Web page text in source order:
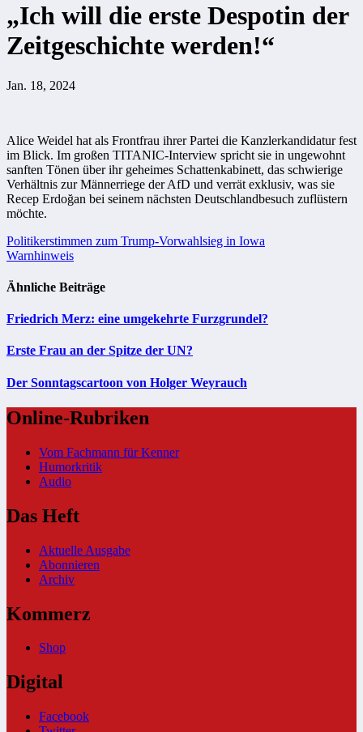
„Ich will die erste Despotin der
Zeitgeschichte werden!“
Jan. 18, 2024
Alice Weidel hat als Frontfrau ihrer Partei die Kanzlerkandidatur fest
im Blick. Im großen TITANIC-Interview spricht sie in ungewohnt
sanften Tönen über ihr geheimes Schattenkabinett, das schwierige
Verhältnis zur Männerriege der AfD und verrät exklusiv, was sie
Recep Erdoğan bei seinem nächsten Deutschlandbesuch zuflüstern
möchte.
Beitragsnavigation
Politikerstimmen zum Trump-Vorwahlsieg in Iowa
Warnhinweis
Ähnliche Beiträge
Friedrich Merz: eine umgekehrte Furzgrundel?
Erste Frau an der Spitze der UN?
Der Sonntagscartoon von Holger Weyrauch
Online-Rubriken
Vom Fachmann für Kenner
Humorkritik
Audio
Das Heft
Aktuelle Ausgabe
Abonnieren
Archiv
Kommerz
Shop
Digital
Facebook